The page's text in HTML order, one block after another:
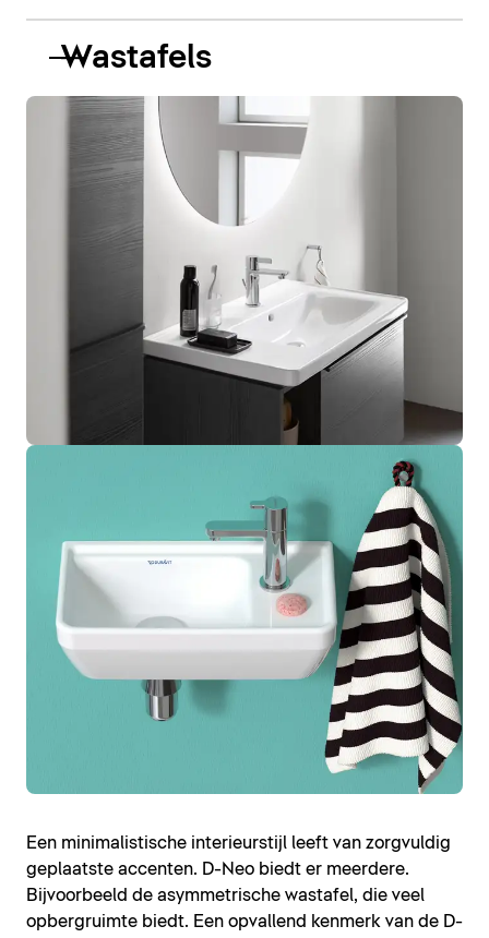
Wastafels
Een minimalistische interieurstijl leeft van zorgvuldig
geplaatste accenten. D-Neo biedt er meerdere.
Bijvoorbeeld de asymmetrische wastafel, die veel
opbergruimte biedt. Een opvallend kenmerk van de D-